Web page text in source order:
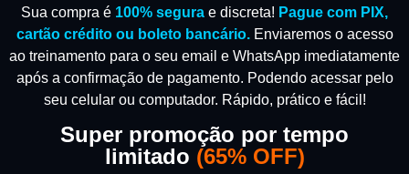
Sua compra é 100% segura e discreta! Pague com PIX,
cartão crédito ou boleto bancário. Enviaremos o acesso
ao treinamento para o seu email e WhatsApp imediatamente
após a confirmação de pagamento. Podendo acessar pelo
seu celular ou computador. Rápido, prático e fácil!
Super promoção por tempo
limitado (65% OFF)